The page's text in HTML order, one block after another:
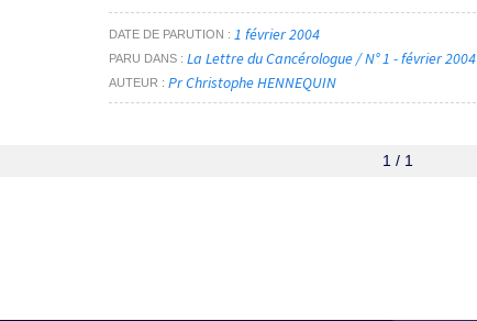
DATE DE PARUTION 1 février 2004
PARU DANS La Lettre du Cancérologue / N° 1 - février 2004
AUTEUR Pr Christophe HENNEQUIN
1 / 1